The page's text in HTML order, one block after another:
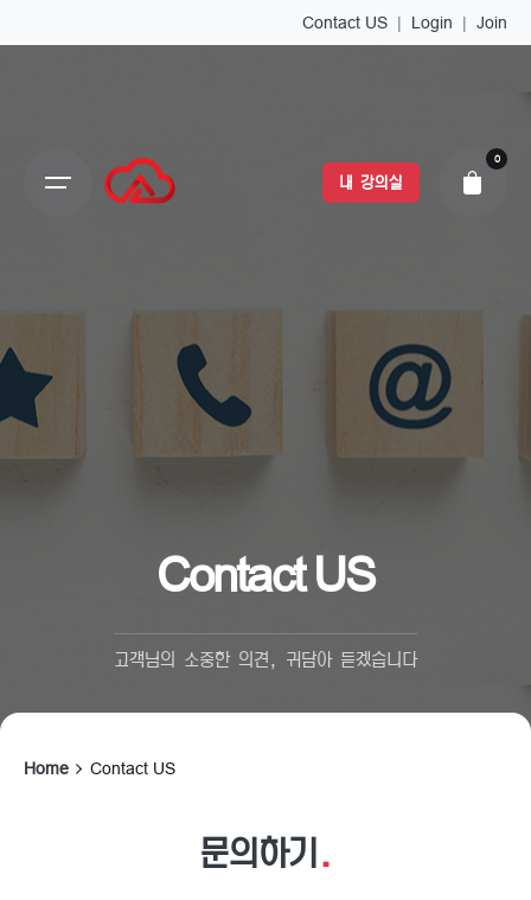
Join
|
Login
|
Contact US
내 강의실
0
Contact US
고객님의 소중한 의견, 귀담아 듣겠습니다
Home Contact US
문의하기 .